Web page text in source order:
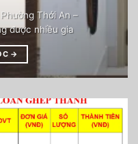
Thới An –
được nhiều gia
→